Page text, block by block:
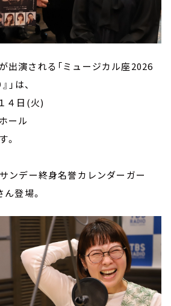
出演される「ミュージカル座2026
は、
４日(火)
ール
。
ンデー終身名誉カレンダーガー
登場。